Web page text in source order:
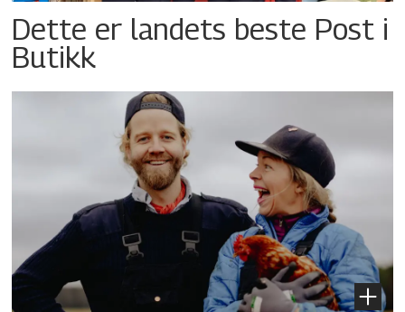
Dette er landets beste Post i
Butikk